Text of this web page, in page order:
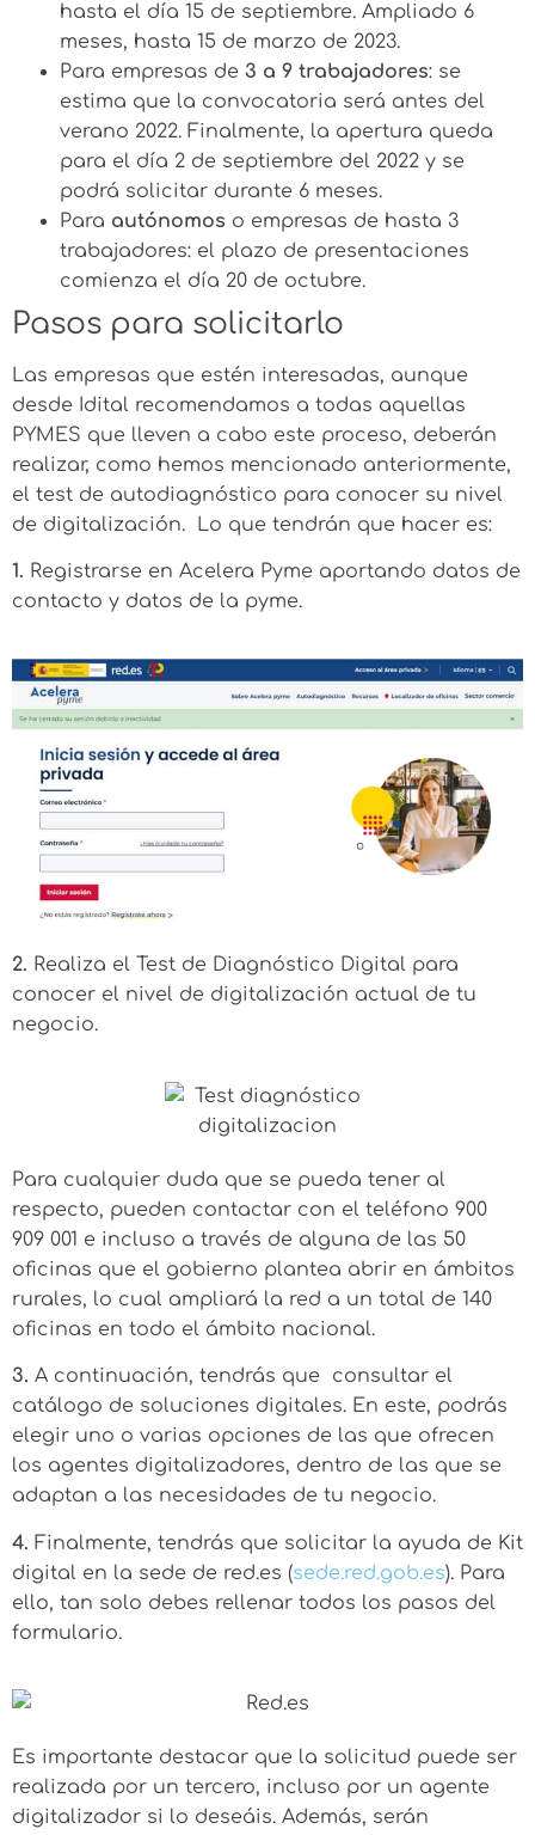
hasta el día 15 de septiembre. Ampliado 6
meses, hasta 15 de marzo de 2023.
Para empresas de 3 a 9 trabajadores: se
estima que la convocatoria será antes del
verano 2022. Finalmente, la apertura queda
para el día 2 de septiembre del 2022 y se
podrá solicitar durante 6 meses.
Para autónomos o empresas de hasta 3
trabajadores: el plazo de presentaciones
comienza el día 20 de octubre.
Pasos para solicitarlo
Las empresas que estén interesadas, aunque
desde Idital recomendamos a todas aquellas
PYMES que lleven a cabo este proceso, deberán
realizar, como hemos mencionado anteriormente,
el test de autodiagnóstico para conocer su nivel
de digitalización. Lo que tendrán que hacer es:
1. Registrarse en Acelera Pyme aportando datos de
contacto y datos de la pyme.
2. Realiza el Test de Diagnóstico Digital para
conocer el nivel de digitalización actual de tu
negocio.
Para cualquier duda que se pueda tener al
respecto, pueden contactar con el teléfono 900
909 001 e incluso a través de alguna de las 50
oficinas que el gobierno plantea abrir en ámbitos
rurales, lo cual ampliará la red a un total de 140
oficinas en todo el ámbito nacional.
3. A continuación, tendrás que consultar el
catálogo de soluciones digitales. En este, podrás
elegir uno o varias opciones de las que ofrecen
los agentes digitalizadores, dentro de las que se
adaptan a las necesidades de tu negocio.
4. Finalmente, tendrás que solicitar la ayuda de Kit
digital en la sede de red.es (sede.red.gob.es). Para
ello, tan solo debes rellenar todos los pasos del
formulario.
Es importante destacar que la solicitud puede ser
realizada por un tercero, incluso por un agente
digitalizador si lo deseáis. Además, serán